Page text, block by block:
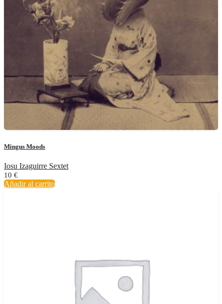
Mingus Moods
Iosu Izaguirre Sextet
10 €
Añadir al carrito